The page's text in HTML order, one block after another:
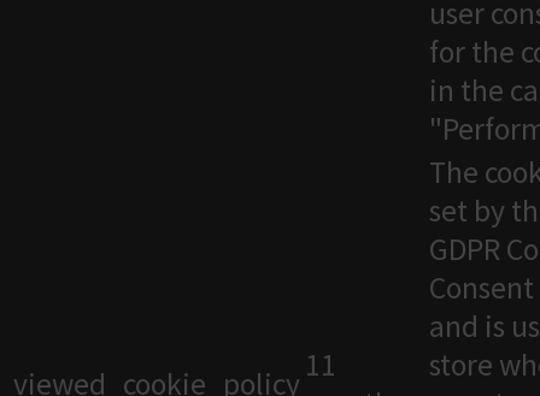
user
for the
in the
viewed_cookie_policy 11
The
set by
GDPR
and is
store